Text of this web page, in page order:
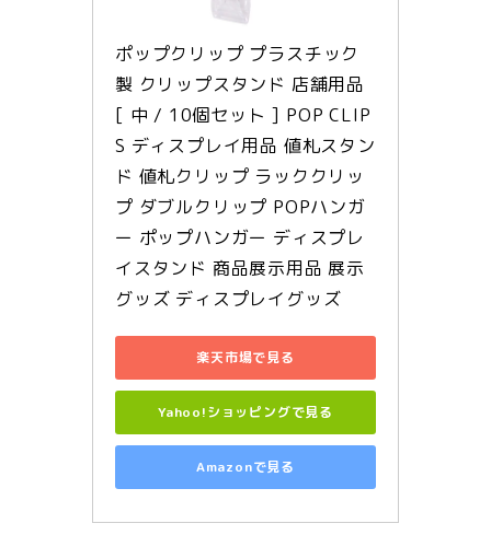
ポップクリップ プラスチック
製 クリップスタンド 店舗用品
[ 中 / 10個セット ] POP CLIP
S ディスプレイ用品 値札スタン
ド 値札クリップ ラッククリッ
プ ダブルクリップ POPハンガ
ー ポップハンガー ディスプレ
イスタンド 商品展示用品 展示
グッズ ディスプレイグッズ
楽天市場で見る
Yahoo!ショッピングで見る
Amazonで見る